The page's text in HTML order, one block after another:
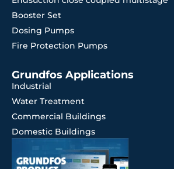
Booster Set
Dosing Pumps
Fire Protection Pumps
Grundfos Applications
Industrial
Water Treatment
Commercial Buildings
Domestic Buildings